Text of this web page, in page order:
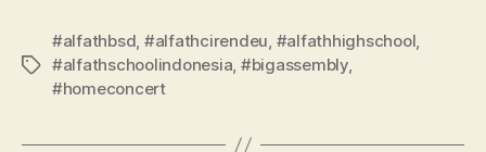
#alfathbsd, #alfathcirendeu, #alfathhighschool,
#alfathschoolindonesia, #bigassembly,
#homeconcert